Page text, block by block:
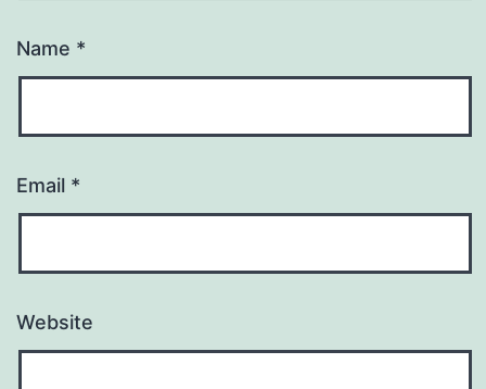
Name *
Email *
Website